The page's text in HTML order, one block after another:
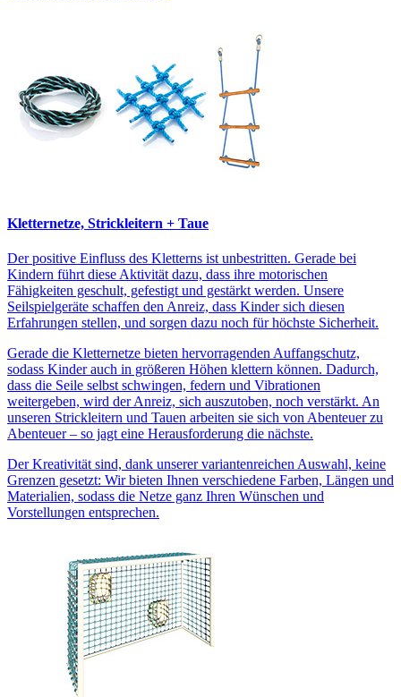
Kletternetze, Strickleitern + Taue
Der positive Einfluss des Kletterns ist unbestritten. Gerade bei
Kindern führt diese Aktivität dazu, dass ihre motorischen
Fähigkeiten geschult, gefestigt und gestärkt werden. Unsere
Seilspielgeräte schaffen den Anreiz, dass Kinder sich diesen
Erfahrungen stellen, und sorgen dazu noch für höchste Sicherheit.
Gerade die Kletternetze bieten hervorragenden Auffangschutz,
sodass Kinder auch in größeren Höhen klettern können. Dadurch,
dass die Seile selbst schwingen, federn und Vibrationen
weitergeben, wird der Anreiz, sich auszutoben, noch verstärkt. An
unseren Strickleitern und Tauen arbeiten sie sich von Abenteuer zu
Abenteuer – so jagt eine Herausforderung die nächste.
Der Kreativität sind, dank unserer variantenreichen Auswahl, keine
Grenzen gesetzt: Wir bieten Ihnen verschiedene Farben, Längen und
Materialien, sodass die Netze ganz Ihren Wünschen und
Vorstellungen entsprechen.